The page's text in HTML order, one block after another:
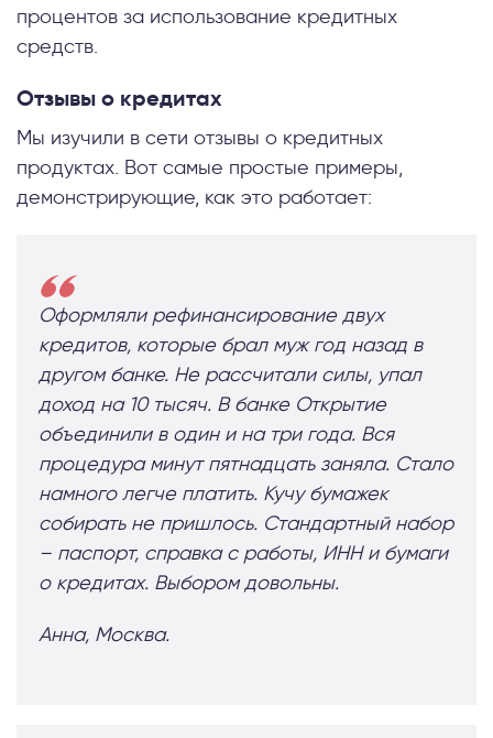
процентов за использование кредитных
средств.
Отзывы о кредитах
Мы изучили в сети отзывы о кредитных
продуктах. Вот самые простые примеры,
демонстрирующие, как это работает:
Оформляли рефинансирование двух
кредитов, которые брал муж год назад в
другом банке. Не рассчитали силы, упал
доход на 10 тысяч. В банке Открытие
объединили в один и на три года. Вся
процедура минут пятнадцать заняла. Стало
намного легче платить. Кучу бумажек
собирать не пришлось. Стандартный набор
– паспорт, справка с работы, ИНН и бумаги
о кредитах. Выбором довольны.
Анна, Москва.